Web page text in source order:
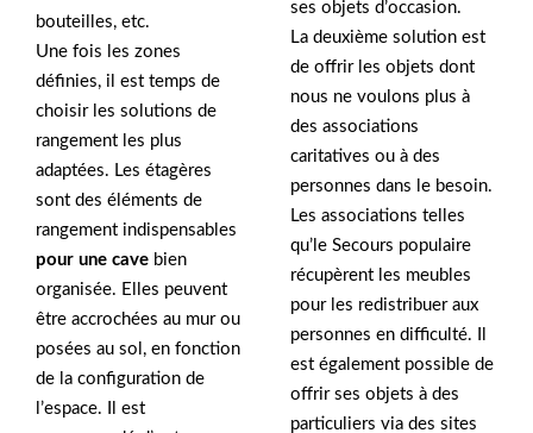
bouteilles, etc.
Une fois les zones
définies, il est temps de
choisir les solutions de
rangement les plus
adaptées. Les étagères
sont des éléments de
rangement indispensables
pour une cave bien
organisée. Elles peuvent
être accrochées au mur ou
posées au sol, en fonction
de la configuration de
l’espace. Il est
ses objets d’occasion.
La deuxième solution est
de offrir les objets dont
nous ne voulons plus à
des associations
caritatives ou à des
personnes dans le besoin.
Les associations telles
qu’le Secours populaire
récupèrent les meubles
pour les redistribuer aux
personnes en difficulté. Il
est également possible de
offrir ses objets à des
particuliers via des sites